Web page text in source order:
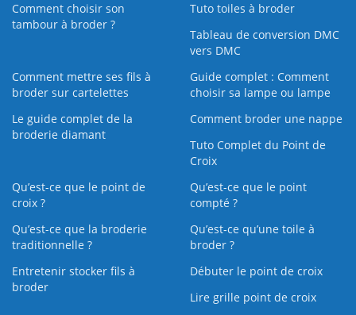
Comment choisir son
tambour à broder ?
Tuto toiles à broder
Tableau de conversion DMC
vers DMC
Comment mettre ses fils à
broder sur cartelettes
Guide complet : Comment
choisir sa lampe ou lampe
Le guide complet de la
broderie diamant
Comment broder une nappe
Tuto Complet du Point de
Croix
Qu’est-ce que le point de
croix ?
Qu’est-ce que le point
compté ?
Qu’est-ce que la broderie
traditionnelle ?
Qu’est‑ce qu’une toile à
broder ?
Entretenir stocker fils à
broder
Débuter le point de croix
Lire grille point de croix